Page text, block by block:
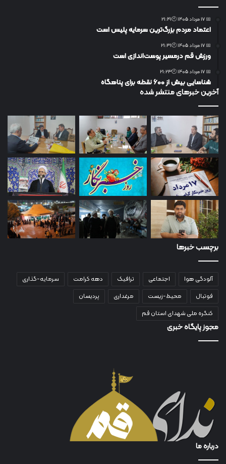
📅 17 مرداد 1405 🕙21:41
اعتماد مردم بزرگ‌ترین سرمایه پلیس است
📅 17 مرداد 1405 🕙21:31
ورزش قم درمسیر پوست‌اندازی است
📅 17 مرداد 1405 🕙21:23
شناسایی بیش از ۶۰۰ نقطه برای پناهگاه
آخرین خبرهای منتشر شده
برچسب خبرها
آلودگی هوا اجتماعی ترافیک دهه کرامت
سرمایه-گذاری
فوتبال
محیط-زیست مرغداری
پردیسان
کنگره ملی شهدای استان قم
مجوز پایگاه خبری
درباره ما